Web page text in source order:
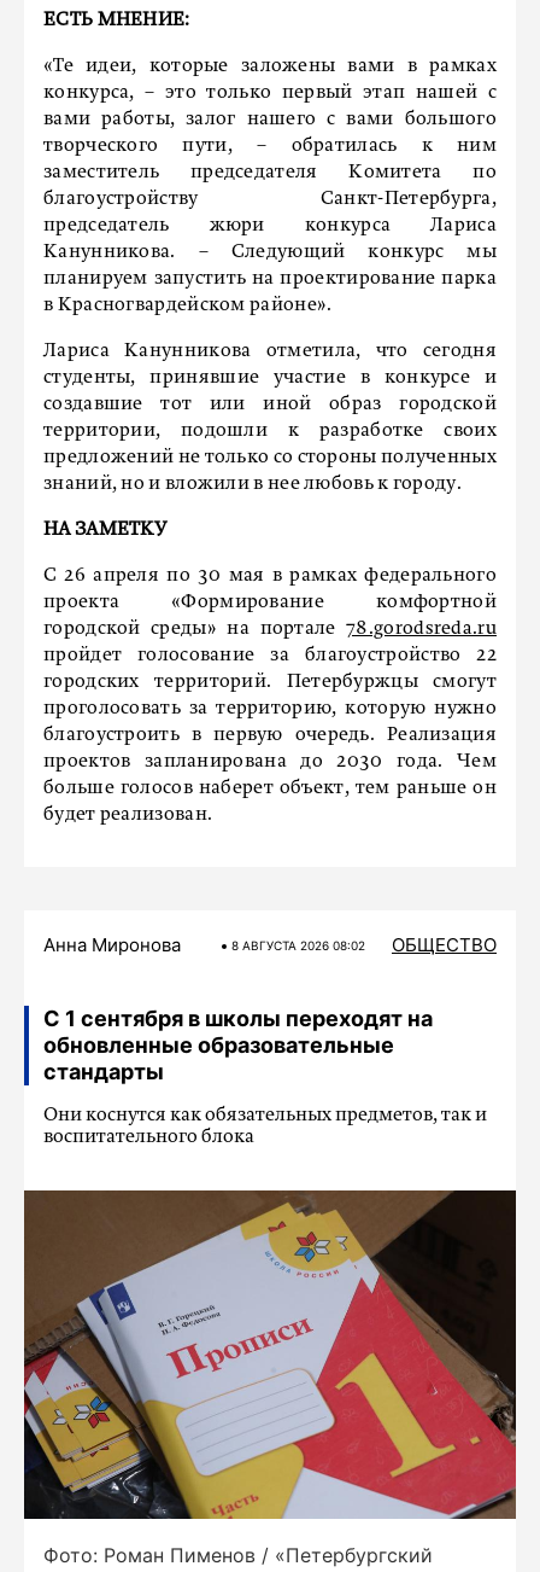
ЕСТЬ МНЕНИЕ:
«Те идеи, которые заложены вами в рамках
конкурса, – это только первый этап нашей с
вами работы, залог нашего с вами большого
творческого пути, – обратилась к ним
заместитель председателя Комитета по
благоустройству Санкт-Петербурга,
председатель жюри конкурса Лариса
Канунникова. – Следующий конкурс мы
планируем запустить на проектирование парка
в Красногвардейском районе».
Лариса Канунникова отметила, что сегодня
студенты, принявшие участие в конкурсе и
создавшие тот или иной образ городской
территории, подошли к разработке своих
предложений не только со стороны полученных
знаний, но и вложили в нее любовь к городу.
НА ЗАМЕТКУ
С 26 апреля по 30 мая в рамках федерального
проекта «Формирование комфортной
городской среды» на портале78.gorodsreda.ru
пройдет голосование за благоустройство 22
городских территорий. Петербуржцы смогут
проголосовать за территорию, которую нужно
благоустроить в первую очередь. Реализация
проектов запланирована до 2030 года. Чем
больше голосов наберет объект, тем раньше он
будет реализован.
Анна Миронова 8 АВГУСТА 2026 08:02 ОБЩЕСТВО
С 1 сентября в школы переходят на
обновленные образовательные
стандарты
Они коснутся как обязательных предметов, так и
воспитательного блока
Фото: Роман Пименов / «Петербургский